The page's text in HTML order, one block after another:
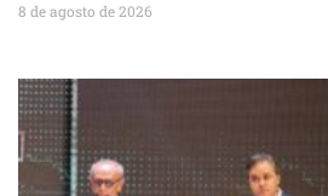
8 de agosto de 2026